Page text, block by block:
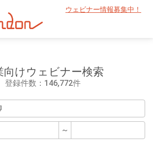
ウェビナー情報募集中！
向けウェビナー検索
登録件数：146,772件
～